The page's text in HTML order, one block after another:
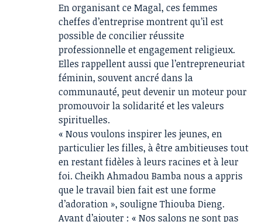
En organisant ce Magal, ces femmes
cheffes d’entreprise montrent qu’il est
possible de concilier réussite
professionnelle et engagement religieux.
Elles rappellent aussi que l’entrepreneuriat
féminin, souvent ancré dans la
communauté, peut devenir un moteur pour
promouvoir la solidarité et les valeurs
spirituelles.
« Nous voulons inspirer les jeunes, en
particulier les filles, à être ambitieuses tout
en restant fidèles à leurs racines et à leur
foi. Cheikh Ahmadou Bamba nous a appris
que le travail bien fait est une forme
d’adoration », souligne Thiouba Dieng.
Avant d’ajouter : « Nos salons ne sont pas